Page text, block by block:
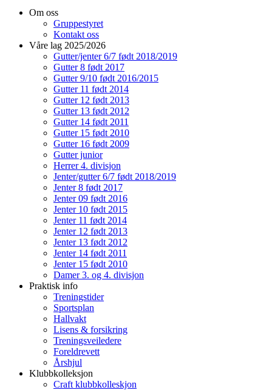
Om oss
Gruppestyret
Kontakt oss
Våre lag 2025/2026
Gutter/jenter 6/7 født 2018/2019
Gutter 8 født 2017
Gutter 9/10 født 2016/2015
Gutter 11 født 2014
Gutter 12 født 2013
Gutter 13 født 2012
Gutter 14 født 2011
Gutter 15 født 2010
Gutter 16 født 2009
Gutter junior
Herrer 4. divisjon
Jenter/gutter 6/7 født 2018/2019
Jenter 8 født 2017
Jenter 09 født 2016
Jenter 10 født 2015
Jenter 11 født 2014
Jenter 12 født 2013
Jenter 13 født 2012
Jenter 14 født 2011
Jenter 15 født 2010
Damer 3. og 4. divisjon
Praktisk info
Treningstider
Sportsplan
Hallvakt
Lisens & forsikring
Treningsveiledere
Foreldrevett
Årshjul
Klubbkolleksjon
Craft klubbkolleskjon